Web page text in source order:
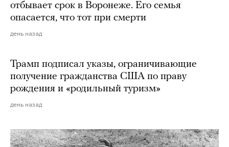
отбывает срок в Воронеже. Его семья
опасается, что тот при смерти
день назад
Трамп подписал указы, ограничивающие
получение гражданства США по праву
рождения и «родильный туризм»
день назад